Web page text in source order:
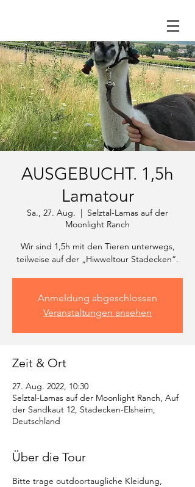
AUSGEBUCHT. 1,5h
Lamatour
Sa., 27. Aug.
  |
Selztal-Lamas auf der
Moonlight Ranch
Wir sind 1,5h mit den Tieren unterwegs,
Anmeldung abgeschlossen
Veranstaltungen ansehen
Zeit & Ort
27. Aug. 2022, 10:30
Selztal-Lamas auf der Moonlight Ranch, Auf
der Sandkaut 12, Stadecken-Elsheim,
Deutschland
Über die Tour
Bitte trage outdoortaugliche Kleidung,